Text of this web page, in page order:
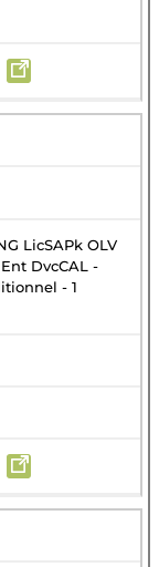
LicSAPk OLV
DvcCAL -
- 1